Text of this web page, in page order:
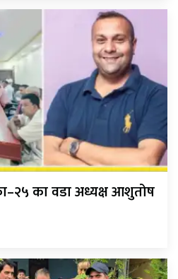
का वडा अध्यक्ष आशुतोष